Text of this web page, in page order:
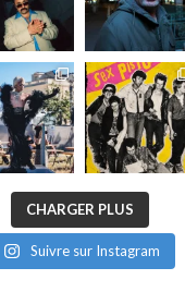
CHARGER PLUS
Suivre sur Instagram